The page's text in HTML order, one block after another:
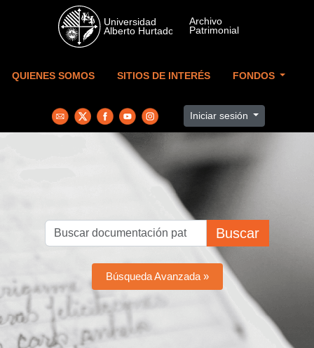
Skip to main content
QUIENES SOMOS SITIOS DE INTERÉS FONDOS
Iniciar sesión
Buscar
Búsqueda Avanzada »